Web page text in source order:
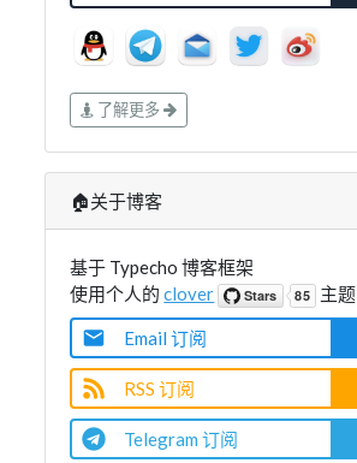
了解更多
🏠关于博客
基于 Typecho 博客框架
使用个人的clover 主题
Email 订阅
RSS 订阅
Telegram 订阅